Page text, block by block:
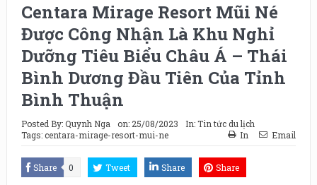
Centara Mirage Resort Mũi Né
Được Công Nhận Là Khu Nghỉ
Dưỡng Tiêu Biểu Châu Á – Thái
Bình Dương Đầu Tiên Của Tỉnh
Bình Thuận
Posted By:Quynh Nga on: 25/08/2023 In:Tin tức du lịch
Tags:centara-mirage-resort-mui-ne In Email
Share 0 Tweet Share Share